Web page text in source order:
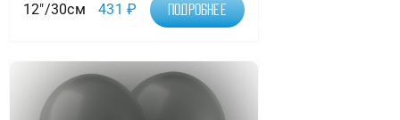
12"/30см 431₽ Подробнее